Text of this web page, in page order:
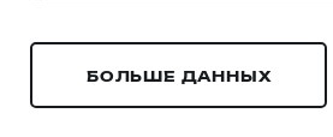
БОЛЬШЕ ДАННЫХ